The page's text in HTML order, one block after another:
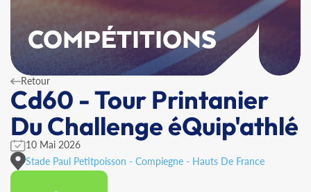
COMPÉTITIONS
Retour
Cd60 - Tour Printanier
Du Challenge éQuip'athlé
10 Mai 2026
Stade Paul Petitpoisson - Compiegne - Hauts De France